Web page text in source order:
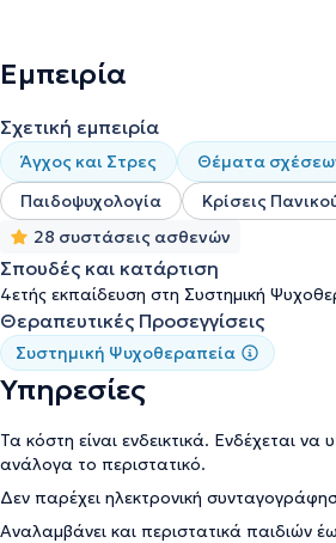
Εμπειρία
Σχετική εμπειρία
Άγχος και Στρες Θέματα
Παιδοψυχολογία
Κρίσεις
28 συστάσεις ασθενών
Σπουδές και κατάρτιση
4ετής εκπαίδευση στη Συστημική
Θεραπευτικές Προσεγγίσεις
Συστημική Ψυχοθεραπεία
Υπηρεσίες
Τα κόστη είναι ενδεικτικά. Ενδέχεται
ανάλογα το περιστατικό.
Δεν παρέχει ηλεκτρονική
Αναλαμβάνει και περιστατικά παιδιών